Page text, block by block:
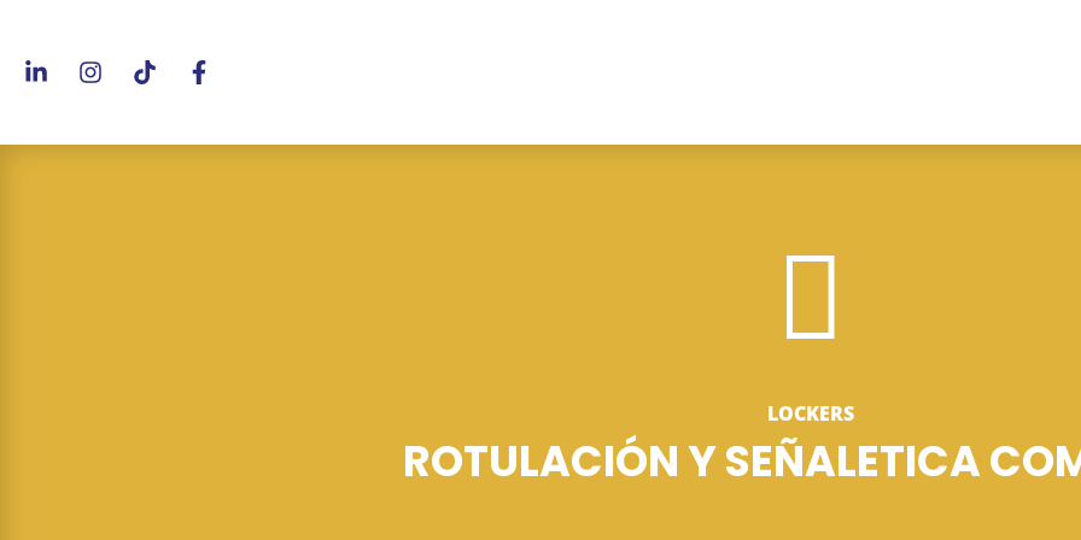

LOCKERS
ROTULACIÓN Y SEÑALETICA